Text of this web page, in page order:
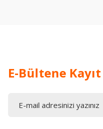
E-Bültene